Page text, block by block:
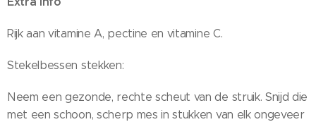
Rijk aan vitamine A, pectine en vitamine C.
Stekelbessen stekken:
Neem een gezonde, rechte scheut van de struik. Snijd die
met een schoon, scherp mes in stukken van elk ongeveer